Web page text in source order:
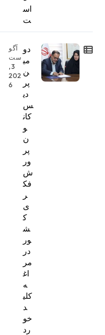
اس
ت
دو
می
ن
پر
دی
س
کان
و
ن
پر
ور
ش
فک
ر
ی
ک
ش
ور
در
مر
اغ
ه
کلی
د
خو
رد
آگو
ست
3,
202
6